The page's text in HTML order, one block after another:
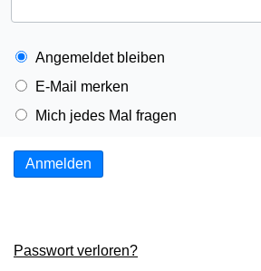
Angemeldet bleiben
E-Mail merken
Mich jedes Mal fragen
Anmelden
Passwort verloren?